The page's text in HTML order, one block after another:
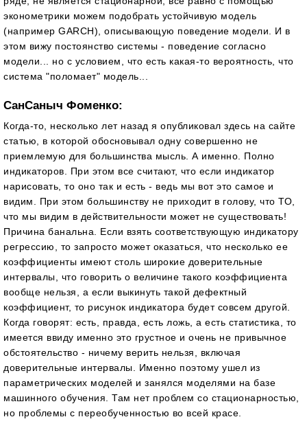
эконометрики можем подобрать устойчивую модель
(например GARCH), описывающую поведение модели. И в
этом вижу постоянство системы - поведение согласно
модели... но с условием, что есть какая-то вероятность, что
система "поломает" модель...
СанСаныч Фоменко:
Когда-то, несколько лет назад я опубликовал здесь на сайте
статью, в которой обосновывал одну совершенно не
приемлемую для большинства мысль. А именно. Полно
индикаторов. При этом все считают, что если индикатор
нарисовать, то оно так и есть - ведь мы вот это самое и
видим. При этом большинству не приходит в голову, что ТО,
что мы видим в действительности может не существовать!
Причина банальна. Если взять соответствующую индикатору
регрессию, то запросто может оказаться, что несколько ее
коэффициенты имеют столь широкие доверительные
интервалы, что говорить о величине такого коэффициента
вообще нельзя, а если выкинуть такой дефектный
коэффициент, то рисунок индикатора будет совсем другой.
Когда говорят: есть, правда, есть ложь, а есть статистика, то
имеется ввиду именно это грустное и очень не привычное
обстоятельство - ничему верить нельзя, включая
доверительные интервалы. Именно поэтому ушел из
параметрических моделей и занялся моделями на базе
машинного обучения. Там нет проблем со стационарностью,
но проблемы с переобученностью во всей красе.